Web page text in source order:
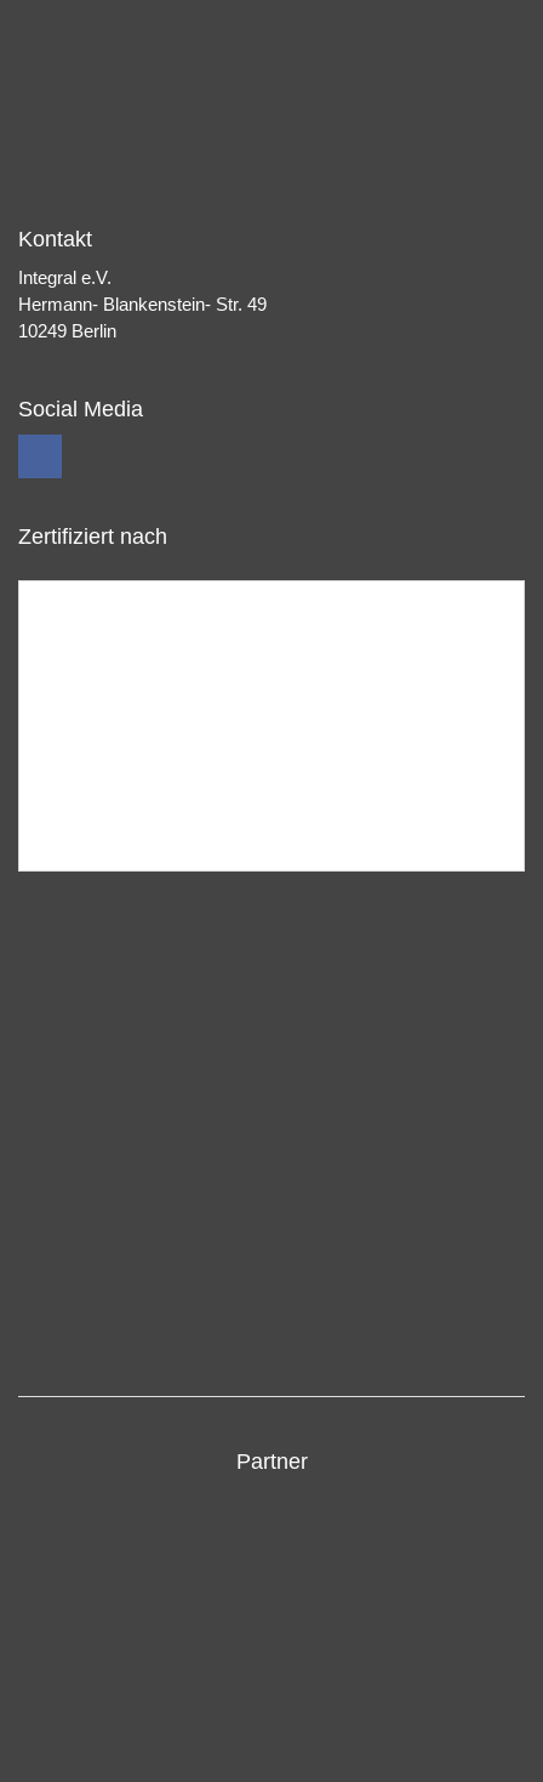
Kontakt
Integral e.V.
Hermann- Blankenstein- Str. 49
10249 Berlin
Social Media
Zertifiziert nach
Partner